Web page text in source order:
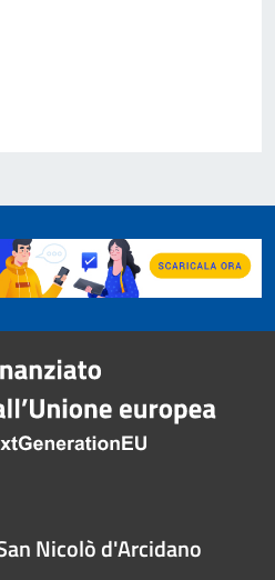
Nicolò d'Arcidano